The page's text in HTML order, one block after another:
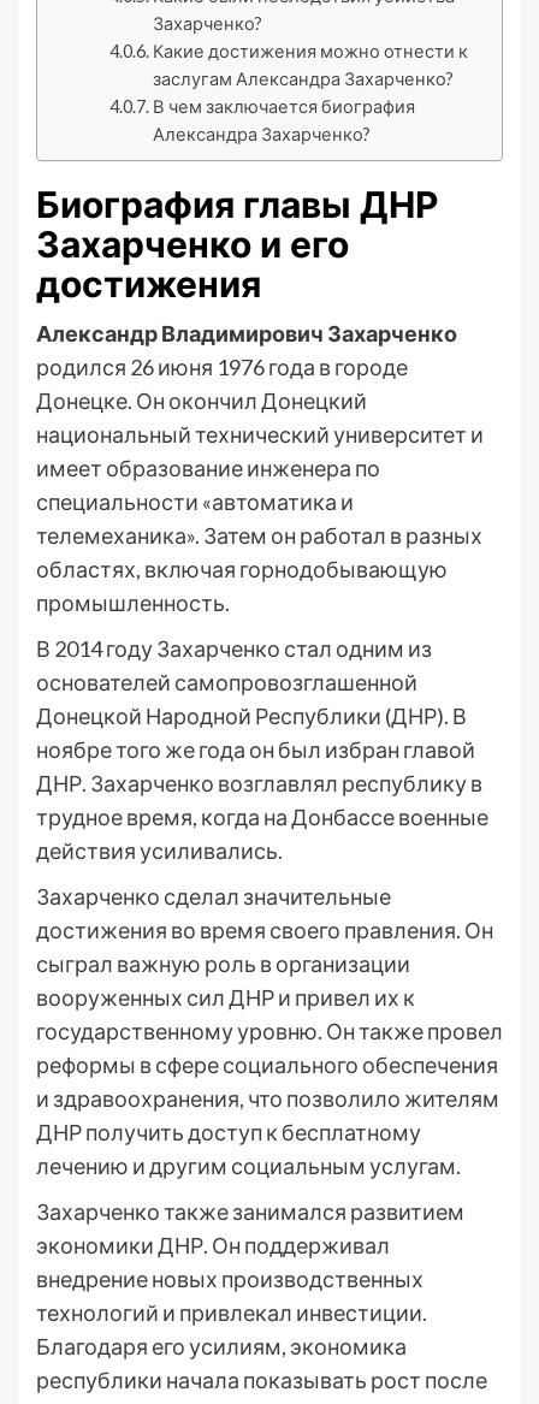
Захарченко?
Какие достижения можно отнести к
заслугам Александра Захарченко?
В чем заключается биография
Александра Захарченко?
Биография главы ДНР
Захарченко и его
достижения
Александр Владимирович Захарченко
родился 26 июня 1976 года в городе
Донецке. Он окончил Донецкий
национальный технический университет и
имеет образование инженера по
специальности «автоматика и
телемеханика». Затем он работал в разных
областях, включая горнодобывающую
промышленность.
В 2014 году Захарченко стал одним из
основателей самопровозглашенной
Донецкой Народной Республики (ДНР). В
ноябре того же года он был избран главой
ДНР. Захарченко возглавлял республику в
трудное время, когда на Донбассе военные
действия усиливались.
Захарченко сделал значительные
достижения во время своего правления. Он
сыграл важную роль в организации
вооруженных сил ДНР и привел их к
государственному уровню. Он также провел
реформы в сфере социального обеспечения
и здравоохранения, что позволило жителям
ДНР получить доступ к бесплатному
лечению и другим социальным услугам.
Захарченко также занимался развитием
экономики ДНР. Он поддерживал
внедрение новых производственных
технологий и привлекал инвестиции.
Благодаря его усилиям, экономика
республики начала показывать рост после